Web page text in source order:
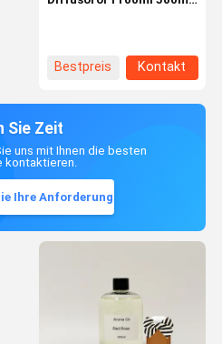
Bestpreis Kontakt
Sie Zeit
uns mit Ihnen die besten
kontaktieren.
Ihre Anforderung